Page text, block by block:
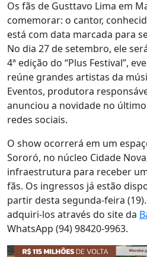
Os fãs de Gusttavo Lima em
comemorar: o cantor,
está com data marcada para
No dia 27 de setembro, ele
4ª edição do “Plus Festival”,
reúne grandes artistas da
Eventos, produtora
anunciou a novidade no
redes sociais.
O show ocorrerá em um
Sororó, no núcleo Cidade
infraestrutura para receber
fãs. Os ingressos já estão
partir desta segunda-feira
adquiri-los através do site da
WhatsApp (94) 98420-9963.